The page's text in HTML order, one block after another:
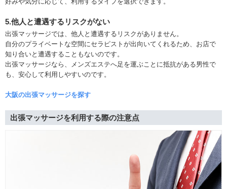
5.他人と遭遇するリスクがない
出張マッサージでは、他人と遭遇するリスクがありません。
自分のプライベートな空間にセラピストが出向いてくれるため、お店で
知り合いと遭遇することもないのです。
出張マッサージなら、メンズエステへ足を運ぶことに抵抗がある男性で
も、安心して利用しやすいのです。
大阪の出張マッサージを探す
出張マッサージを利用する際の注意点